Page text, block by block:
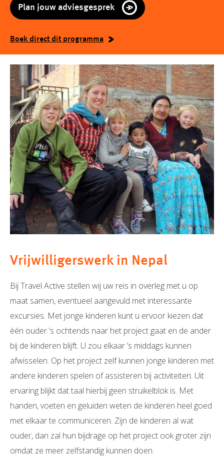
Plan jouw adviesgesprek
Boek direct dit programma
Vrijwilligerswerk in Nepal
Bij Travel Active stellen wij uw reis in overleg met u op
maat samen, eventueel aangevuld met interessante
excursies. Met jonge kinderen kunt u ervoor kiezen dat
één ouder ’s ochtends naar het project gaat en de ander
bij de kinderen blijft. U zou elkaar ’s middags kunnen
afwisselen. Op het project zelf kunnen jonge kinderen met
andere kinderen spelen of assisteren bij activiteiten. Uit
ervaring blijkt dat taal hierbij geen struikelblok is. Met
handen, voeten en geluiden weten de kinderen heel goed
met elkaar te communiceren. Zijn de kinderen al wat
ouder, dan zal hun bijdrage op het project ook groter zijn
omdat ze meer zelfstandig kunnen doen.